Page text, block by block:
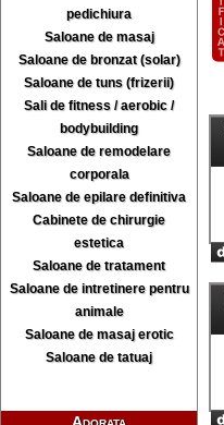
pedichiura
Saloane de masaj
Saloane de bronzat (solar)
Saloane de tuns (frizerii)
Sali de fitness / aerobic /
bodybuilding
Saloane de remodelare
corporala
Saloane de epilare definitiva
Cabinete de chirurgie
estetica
Saloane de tratament
Saloane de intretinere pentru
animale
Saloane de masaj erotic
Saloane de tatuaj